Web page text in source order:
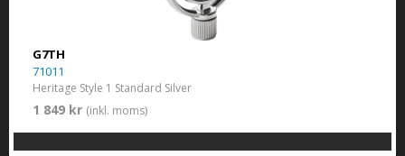
G7TH
71011
Heritage Style 1 Standard Silver
1 849 kr (inkl. moms)